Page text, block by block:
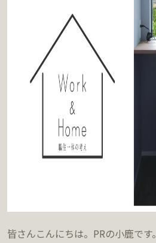
皆さんこんにちは。PRの小鹿です。